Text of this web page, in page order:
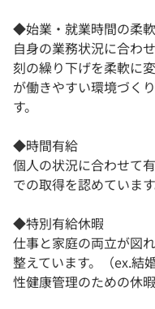
◆始業・就業時間の柔
自身の業務状況に合わ
刻の繰り下げを柔軟に
が働きやすい環境づく
す。
◆時間有給
個人の状況に合わせて
での取得を認めています
◆特別有給休暇
仕事と家庭の両立が図
整えています。（ex.結
性健康管理のための休